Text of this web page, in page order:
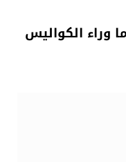
وراء الكواليس